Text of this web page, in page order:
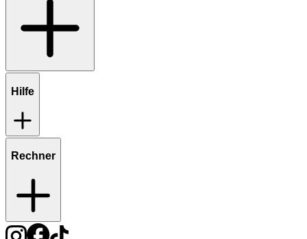
Hilfe
Rechner